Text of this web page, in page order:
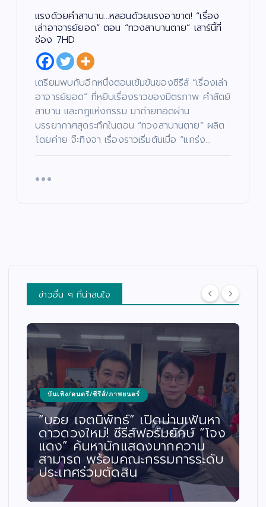
แรงด้วยคำสาบาน…หลอนด้วยแรงอาฆาต! “เรื่อง
เล่าอาจารย์ยอด” ตอน “ทวงสาบานตาย” เสาร์นี้ที่
ช่อง 7HD
เตรียมพบกับอีกหนึ่งตอนเข้มข้นของซีรีส์ “เรื่องเล่า
อาจารย์ยอด” ที่หยิบเรื่องราวของมิตรภาพ คำสัตย์
สาบาน และกฎแห่งกรรม มาถ่ายทอดผ่าน
บรรยากาศสุดระทึกในตอน “ทวงสาบานตาย” ผลิต
โดยค่าย จ๊ะทิงจา เรื่องราวเริ่มต้นเมื่อ “แกร่ง…
ข่าวอื่น ๆ ที่น่าสนใจ
บันเทิง/ดนตรี/ซีรีส์/ภาพยนตร์
“บอย เจตนิพัทธ์” เปิดม่านเฟ้นหา
ดาวดวงใหม่! ซีรีส์ฟอร์มยักษ์ “โจง
แดง” ค้นหานักแสดงมากความ
สามารถ พร้อมคณะกรรมการระดับ
ประเทศร่วมตัดสิน